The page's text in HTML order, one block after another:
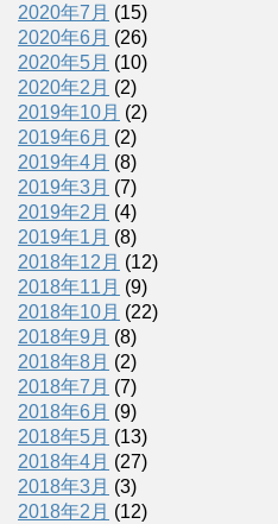
2020年7月 (15)
2020年6月 (26)
2020年5月 (10)
2020年2月 (2)
2019年10月 (2)
2019年6月 (2)
2019年4月 (8)
2019年3月 (7)
2019年2月 (4)
2019年1月 (8)
2018年12月 (12)
2018年11月 (9)
2018年10月 (22)
2018年9月 (8)
2018年8月 (2)
2018年7月 (7)
2018年6月 (9)
2018年5月 (13)
2018年4月 (27)
2018年3月 (3)
2018年2月 (12)